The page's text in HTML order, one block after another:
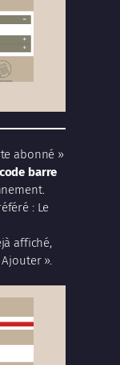
abonné »
barre
: Le
affiché,
».